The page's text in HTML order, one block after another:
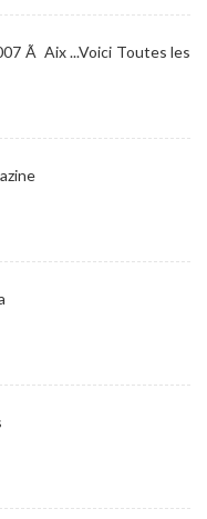
Ã Aix ...Voici Toutes les